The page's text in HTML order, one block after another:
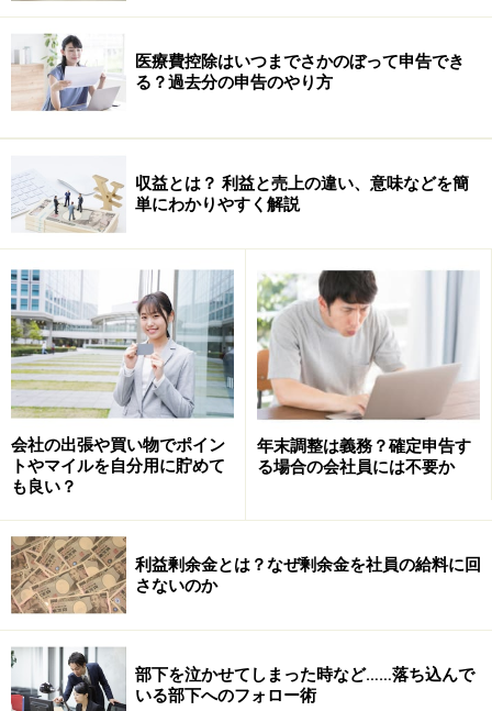
この「国際労働機関」の勧告の中に「労働者住宅に関す
る勧告（第115号）」というものがあり、この勧告の中
の「使用者が提供する住宅」というところに、ILOとして
の「社宅」についての考え方が述べられています。
それによると、『使用者がその労働者に直接住宅を提供
することは、（中略）やむを得ない事情のある場合を除
き、一般的に望ましくないことを認識すべきである。』
とされています。
何と！国際的には『社宅』って、あまり歓迎されていな
医療費控除はいつまでさかのぼって申告でき
る？過去分の申告のやり方
収益とは？ 利益と売上の違い、意味などを簡
単にわかりやすく解説
会社の出張や買い物でポイン
トやマイルを自分用に貯めて
も良い？
年末調整は義務？確定申告す
る場合の会社員には不要か
利益剰余金とは？なぜ剰余金を社員の給料に回
さないのか
部下を泣かせてしまった時など……落ち込んで
いる部下へのフォロー術